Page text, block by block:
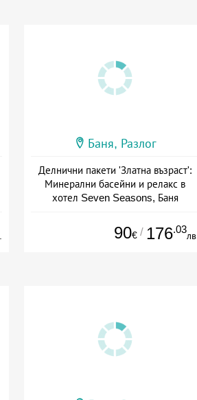
Баня, Разлог
Делнични пакети 'Златна възраст':
Минерални басейни и релакс в
хотел Seven Seasons, Баня
90€ / 176.03
лв.